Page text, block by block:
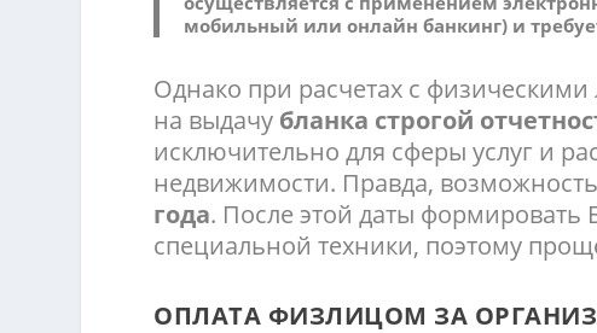
мобильный или онлайн банкинг) и
Однако при расчетах с
на выдачу бланка строгой
исключительно для сферы услуг и
недвижимости. Правда,
года. После этой даты формировать
специальной техники, поэтому
ОПЛАТА ФИЗЛИЦОМ ЗА